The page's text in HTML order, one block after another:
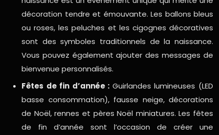
décoration tendre et émouvante. Les ballons bleus
ou roses, les peluches et les cigognes décoratives
sont des symboles traditionnels de la naissance.
Vous pouvez également ajouter des messages de
bienvenue personnalisés.
Fêtes de fin d’année : Guirlandes lumineuses (LED
basse consommation), fausse neige, décorations
de Noël, rennes et pères Noël miniatures. Les fêtes
de fin d’année sont l’occasion de créer une